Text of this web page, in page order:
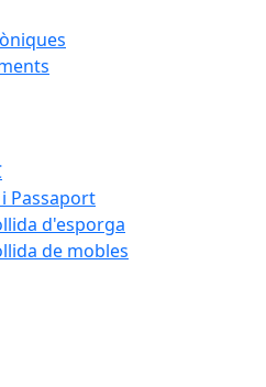
Passaport
d'esporga
de mobles